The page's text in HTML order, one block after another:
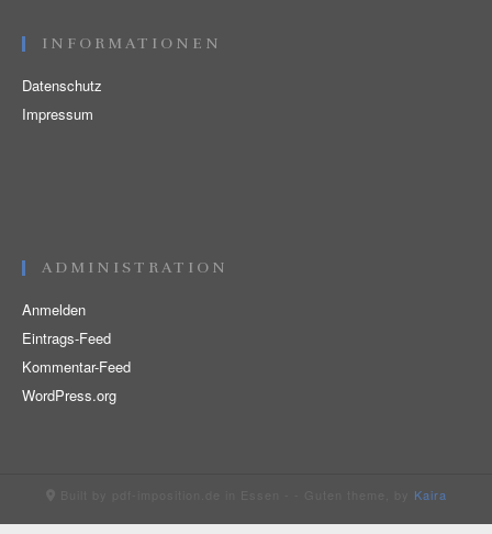
INFORMATIONEN
Datenschutz
Impressum
ADMINISTRATION
Anmelden
Eintrags-Feed
Kommentar-Feed
WordPress.org
Kaira